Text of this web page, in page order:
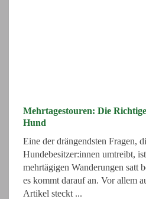
Mehrtagestouren: Die
Hund
Eine der drängendsten Fragen,
Hundebesitzer:innen umtreibt,
mehrtägigen Wanderungen satt
es kommt darauf an. Vor allem
Artikel steckt ...